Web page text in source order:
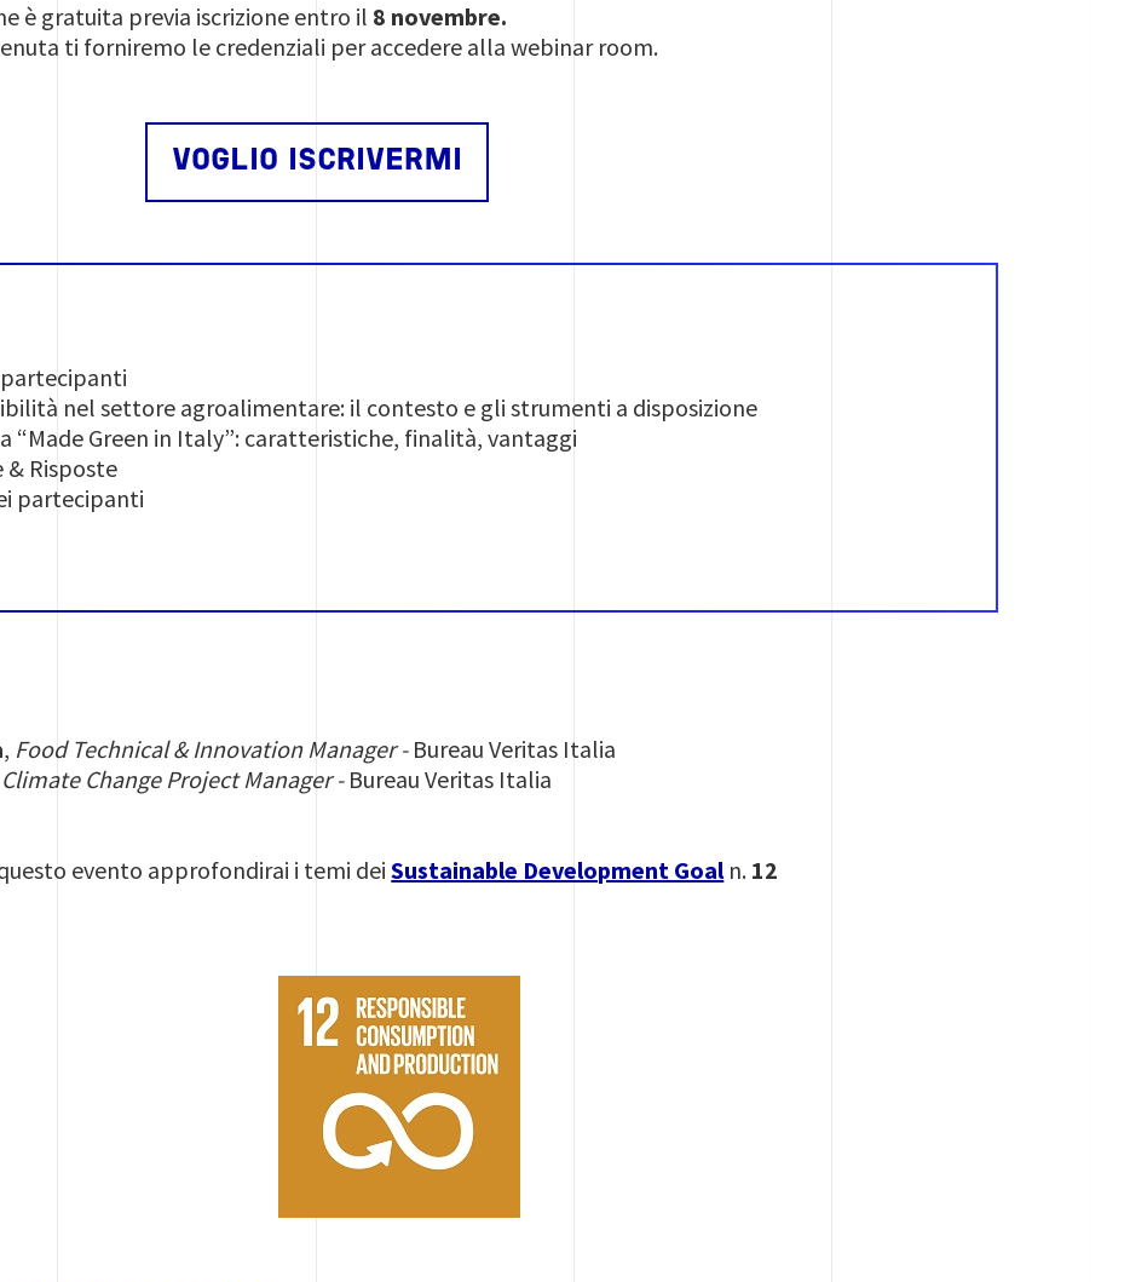
è gratuita previa iscrizione entro il 8 novembre.
ti forniremo le credenziali per accedere alla webinar room.
VOGLIO ISCRIVERMI
nel settore agroalimentare: il contesto e gli strumenti a disposizione
“Made Green in Italy”: caratteristiche, finalità, vantaggi
& Risposte
partecipanti
, Food Technical & Innovation Manager - Bureau Veritas Italia
Climate Change Project Manager - Bureau Veritas Italia
evento approfondirai i temi deiSustainable Development Goal n. 12